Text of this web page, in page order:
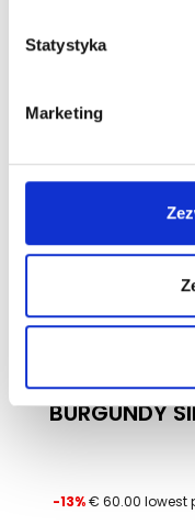
dane są
zmienić lub wycofać
i reklam, aby
analizować ruch w
społecznościowym,
Partnerzy mogą
korzystania z ich
Statystyka
Marketing
New
BURGUNDY
-13%€ 60.00 lowest